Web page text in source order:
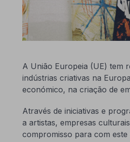
A União Europeia (UE) tem
indústrias criativas na
económico, na criação de
Através de iniciativas e
a artistas, empresas
compromisso para com este